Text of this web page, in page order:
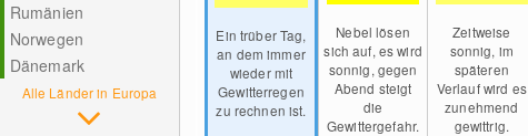
Rumänien
Norwegen
Dänemark
Alle Länder in Europa
Ein trüber Tag,
an dem immer
wieder mit
Gewitterregen
zu rechnen ist.
Nebel lösen
sich auf, es wird
sonnig, gegen
Abend steigt
die
Gewittergefahr.
Zeitweise
sonnig, im
späteren
Verlauf wird es
zunehmend
gewittrig.